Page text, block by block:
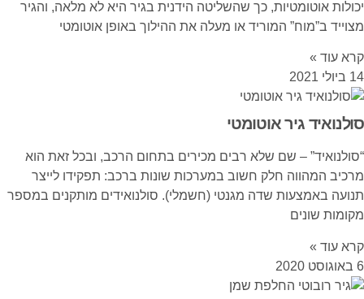
יכולות אוטומטיות, כך שהשליטה הידנית בגיר היא לא מלאה, והגיר
מצוייד ב”מוח” המוריד או מעלה את ההילוך באופן אוטומטי
קרא עוד »
14 ביולי 2021
סולנואיד גיר אוטומטי
“סולנואיד” – שם שלא רבים מכירים בתחום הרכב, ובכל זאת הוא
מרכיב המהווה חלק חשוב במערכות שונות ברכב: תפקידו לייצר
תנועה באמצעות שדה מגנטי (חשמלי). סולנואידים מותקנים במספר
מקומות שונים
קרא עוד »
6 באוגוסט 2020